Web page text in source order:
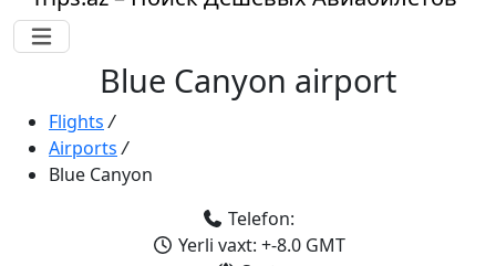
Blue Canyon airport
Flights /
Airports /
Blue Canyon
Telefon:
Yerli vaxt: +-8.0 GMT